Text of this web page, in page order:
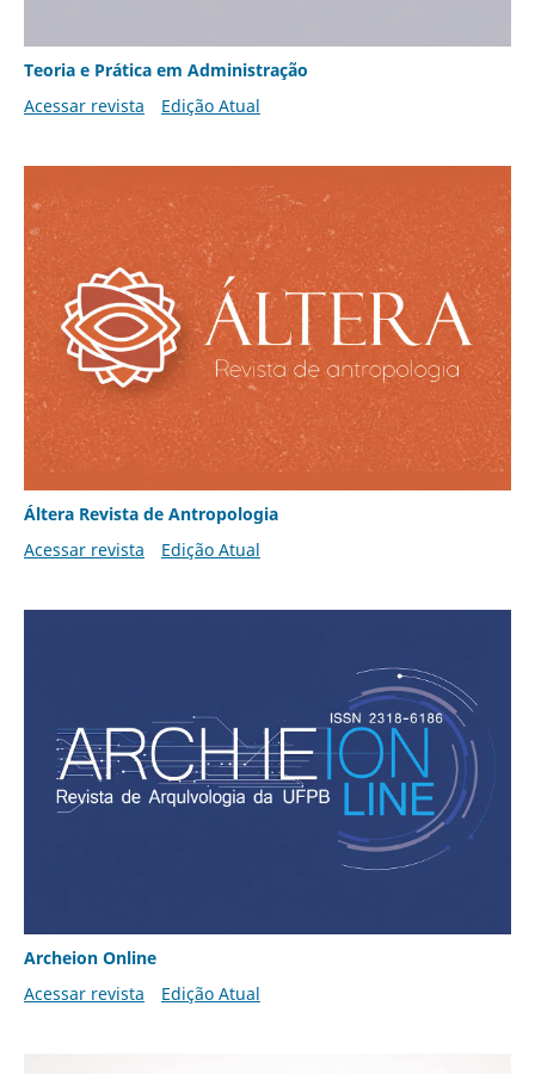
Teoria e Prática em Administração
Acessar revista
Edição Atual
Áltera Revista de Antropologia
Acessar revista
Edição Atual
Archeion Online
Acessar revista
Edição Atual